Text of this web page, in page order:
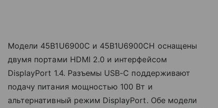
Модели 45B1U6900C и 45B1U6900CH оснащены
двумя портами HDMI 2.0 и интерфейсом
DisplayPort 1.4. Разъемы USB-C поддерживают
подачу питания мощностью 100 Вт и
альтернативный режим DisplayPort. Обе модели